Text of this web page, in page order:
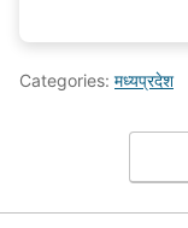
Categories: मध्यप्रदेश